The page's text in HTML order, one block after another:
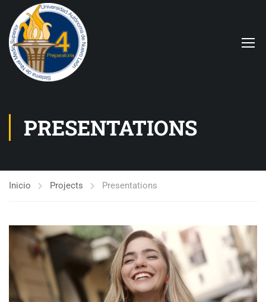
PRESENTATIONS
Inicio Projects Presentations
Warning: imagejpeg(/data/htdocs/prepas/prepa4/www/wp-
content/uploads/2022/04/courses-16-480x320.jpg): Failed to
open stream: Permission denied in
/data/htdocs/prepas/prepa4/www/wp-includes/class-wp-